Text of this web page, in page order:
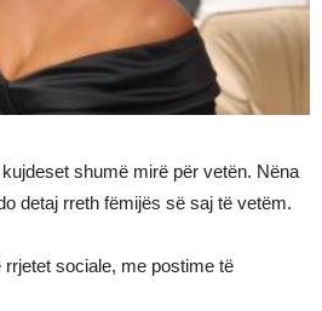
shumë mirë për vetën. Nëna
detaj rreth fëmijës së saj të vetëm.
sociale, me postime të